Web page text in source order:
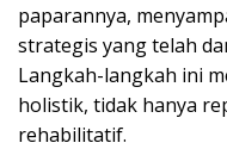
paparannya,
strategis yang telah
Langkah-langkah ini
holistik, tidak hanya
rehabilitatif.